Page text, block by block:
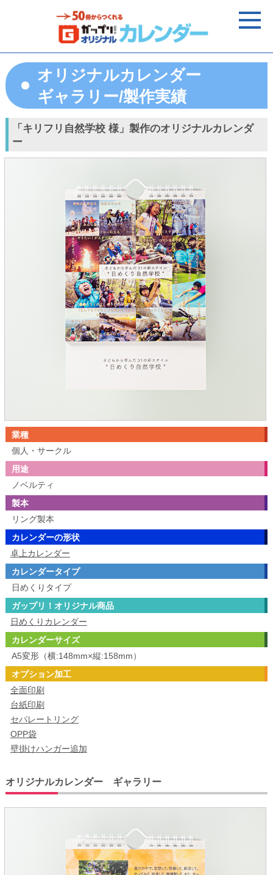
オリジナルカレンダー
ギャラリー/製作実績
「キリフリ自然学校 様」製作のオリジナルカレンダ
ー
業種
個人・サークル
用途
ノベルティ
製本
リング製本
カレンダーの形状
卓上カレンダー
カレンダータイプ
日めくりタイプ
ガップリ！オリジナル商品
日めくりカレンダー
カレンダーサイズ
A5変形（横:148mm×縦:158mm）
オプション加工
全面印刷
台紙印刷
セパレートリング
OPP袋
壁掛けハンガー追加
オリジナルカレンダー ギャラリー